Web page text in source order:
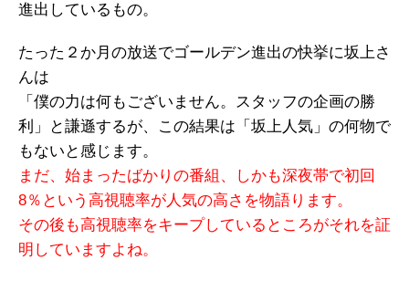
進出しているもの。
たった２か月の放送でゴールデン進出の快挙に坂上さ
んは
「僕の力は何もございません。スタッフの企画の勝
利」と謙遜するが、この結果は「坂上人気」の何物で
もないと感じます。
まだ、始まったばかりの番組、しかも深夜帯で初回
8％という高視聴率が人気の高さを物語ります。
その後も高視聴率をキープしているところがそれを証
明していますよね。